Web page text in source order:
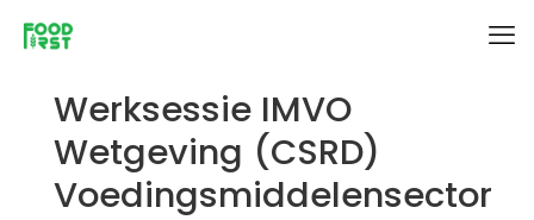
Werksessie IMVO
Wetgeving (CSRD)
Voedingsmiddelensector